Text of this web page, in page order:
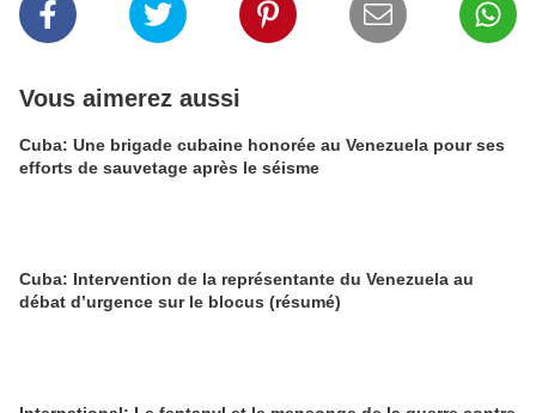
Vous aimerez aussi
Cuba: Une brigade cubaine honorée au Venezuela pour ses
efforts de sauvetage après le séisme
Cuba: Intervention de la représentante du Venezuela au
débat d’urgence sur le blocus (résumé)